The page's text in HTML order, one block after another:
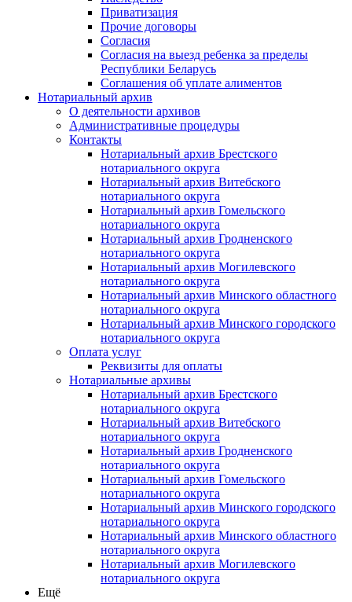
Приватизация
Прочие договоры
Согласия
Согласия на выезд ребенка за пределы
Республики Беларусь
Соглашения об уплате алиментов
Нотариальный архив
О деятельности архивов
Административные процедуры
Контакты
Нотариальный архив Брестского
нотариального округа
Нотариальный архив Витебского
нотариального округа
Нотариальный архив Гомельского
нотариального округа
Нотариальный архив Гродненского
нотариального округа
Нотариальный архив Могилевского
нотариального округа
Нотариальный архив Минского областного
нотариального округа
Нотариальный архив Минского городского
нотариального округа
Оплата услуг
Реквизиты для оплаты
Нотариальные архивы
Нотариальный архив Брестского
нотариального округа
Нотариальный архив Витебского
нотариального округа
Нотариальный архив Гродненского
нотариального округа
Нотариальный архив Гомельского
нотариального округа
Нотариальный архив Минского городского
нотариального округа
Нотариальный архив Минского областного
нотариального округа
Нотариальный архив Могилевского
нотариального округа
Ещё